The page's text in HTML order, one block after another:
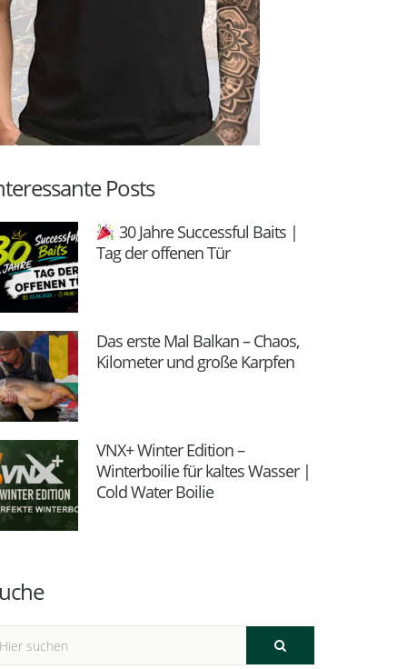
Posts
30 Jahre Successful Baits |
Tag der offenen Tür
Das erste Mal Balkan – Chaos,
Kilometer und große Karpfen
VNX+ Winter Edition –
Winterboilie für kaltes Wasser |
Cold Water Boilie